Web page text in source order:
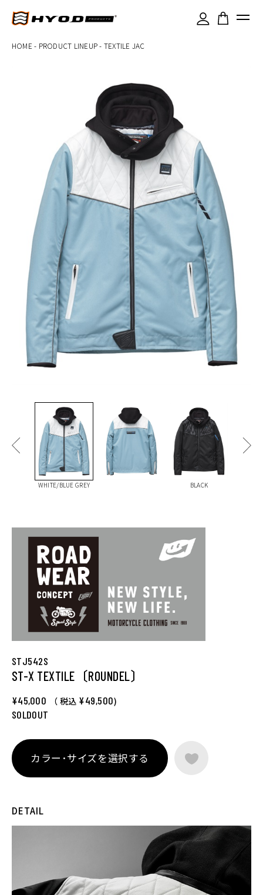
HOME - PRODUCT LINEUP- TEXTILE JAC
WHITE/BLUE GREY BLACK
STJ542S
ST-X TEXTILE〔ROUNDEL〕
¥45,000 （ 税込 ¥49,500)
SOLDOUT
カラー･サイズを選択する
DETAIL
×